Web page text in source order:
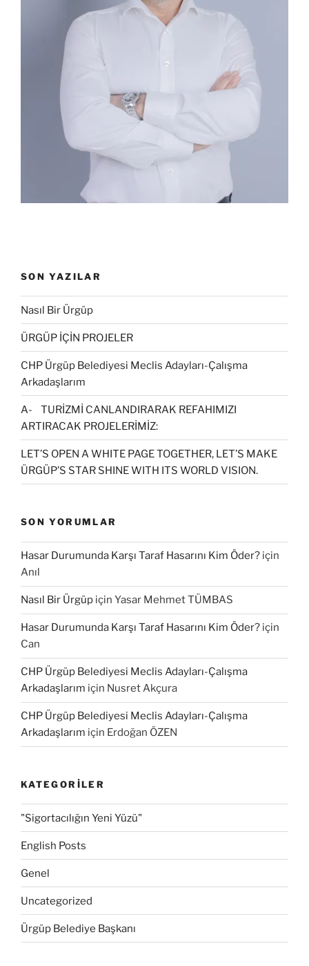
SON YAZILAR
Nasıl Bir Ürgüp
ÜRGÜP İÇİN PROJELER
CHP Ürgüp Belediyesi Meclis Adayları-Çalışma
Arkadaşlarım
A- TURİZMİ CANLANDIRARAK REFAHIMIZI
ARTIRACAK PROJELERİMİZ:
LET’S OPEN A WHITE PAGE TOGETHER, LET’S MAKE
ÜRGÜP’S STAR SHINE WITH ITS WORLD VISION.
SON YORUMLAR
Hasar Durumunda Karşı Taraf Hasarını Kim Öder? için
Anıl
Nasıl Bir Ürgüp için Yasar Mehmet TÜMBAS
Hasar Durumunda Karşı Taraf Hasarını Kim Öder? için
Can
CHP Ürgüp Belediyesi Meclis Adayları-Çalışma
Arkadaşlarım için Nusret Akçura
CHP Ürgüp Belediyesi Meclis Adayları-Çalışma
Arkadaşlarım için Erdoğan ÖZEN
KATEGORILER
"Sigortacılığın Yeni Yüzü"
English Posts
Genel
Uncategorized
Ürgüp Belediye Başkanı